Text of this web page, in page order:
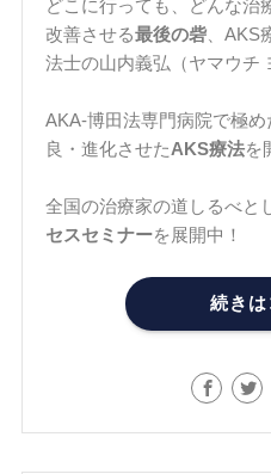
どこに行っても、どんな治
改善させる最後の砦 、
法士の山内義弘（ヤマウチ
AKA-博田法専門病院で極
良・進化させたAKS療法を
全国の治療家の道しるべと
セスセミナーを展開中！
続きは